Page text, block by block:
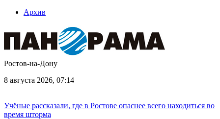
Архив
Ростов-на-Дону
8 августа 2026, 07:14
Учёные рассказали, где в Ростове опаснее всего находиться во
время шторма